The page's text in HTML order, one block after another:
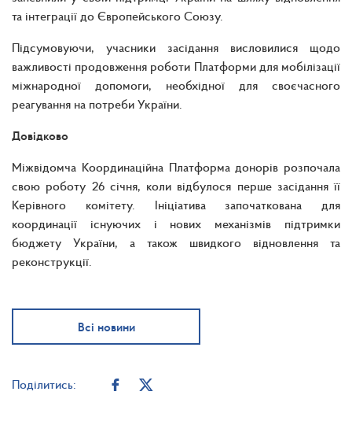
та інтеграції до Європейського Союзу.
Підсумовуючи, учасники засідання висловилися щодо
важливості продовження роботи Платформи для мобілізації
міжнародної допомоги, необхідної для своєчасного
реагування на потреби України.
Довідково
Міжвідомча Координаційна Платформа донорів розпочала
свою роботу 26 січня, коли відбулося перше засідання її
Керівного комітету. Ініціатива започаткована для
координації існуючих і нових механізмів підтримки
бюджету України, а також швидкого відновлення та
реконструкції.
Всі новини
Поділитись: